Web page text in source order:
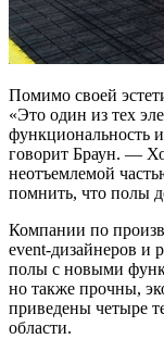
Помимо своей
«Это один из тех
функциональность
говорит Браун. —
неотъемлемой
помнить, что полы
Компании по
event-дизайнеров и
полы с новыми
но также прочны,
приведены четыре
области.